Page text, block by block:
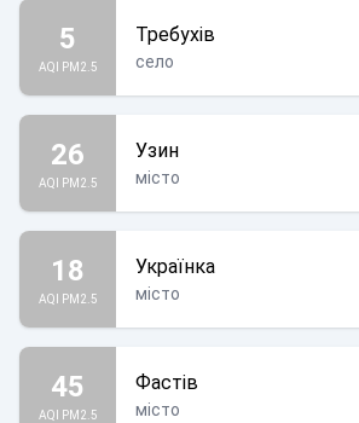
5
AQI PM2.5
Требухів
село
26
AQI PM2.5
Узин
місто
18
AQI PM2.5
Українка
місто
45
AQI PM2.5
Фастів
місто